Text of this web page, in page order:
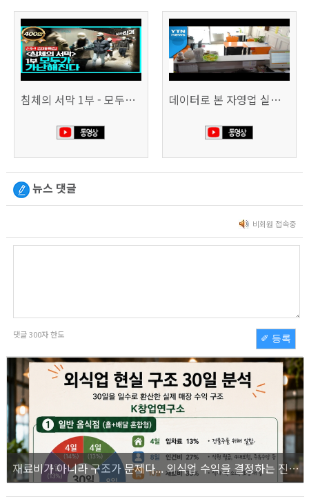
침체의 서막 1부 - 모두가 가난해진다 | 시사직격 신년특집 데이터로 본 자영업 실태 - 매출 '뚝', 장수 업소도 '휘청'
뉴스 댓글
비회원 접속중
댓글300자 한도 ✐ 등록
재료비가 아니라 구조가 문제다... 외식업 수익을 결정하는 진짜 숫자의 비밀